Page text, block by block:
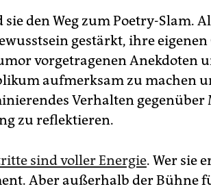
sie den Weg zum Poetry-Slam.
gestärkt, ihre
vorgetragenen Anek­doten
aufmerksam zu machen
Verhalten gegenüber
zu reflektieren.
sind voller Energie. Wer sie
Aber außerhalb der Bühne